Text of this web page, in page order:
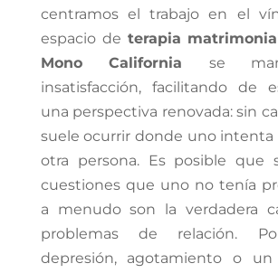
centramos el trabajo en el
espacio de terapia
Mono California se
insatisfacción, facilitando de
una perspectiva renovada: sin
suele ocurrir donde uno intenta
otra persona. Es posible que
cuestiones que uno no tenía
a menudo son la verdadera
problemas de relación.
depresión, agotamiento o